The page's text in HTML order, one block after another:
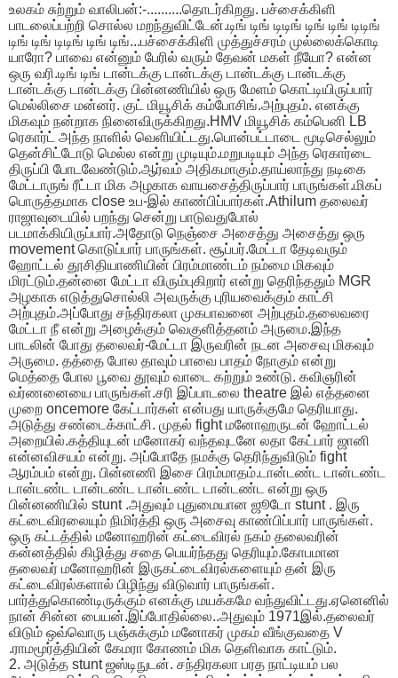
உலகம் சுற்றும் வாலிபன்:-..........தொடர்கிறது. பச்சைக்கிளி
பாடலைப்பற்றி சொல்ல மறந்துவிட்டேன்.டிங் டிங் டிடிங் டிங் டிங் டிடிங்
டிங் டிங் டிடிங் டிங் டிங்...பச்சைக்கிளி முத்துச்சரம் முல்லைக்கொடி
யாரோ? பாவை என்னும் பேரில் வரும் தேவன் மகள் நீயோ? என்ன
ஒரு வரி.டிங் டிங் டான்டக்கு டான்டக்கு டான்டக்கு டான்டக்கு
டான்டக்கு டான்டக்கு பின்னணியில் ஒரு மேளம் கொட்டியிருப்பார்
மெல்லிசை மன்னர். குட் மியூசிக் கம்போசிங்.அற்புதம். எனக்கு
மிகவும் நன்றாக நினைவிருக்கிறது.HMV மியூசிக் கம்பெனி LB
ரெகார்ட் அந்த நாளில் வெளியிட்டது.பொன்பட்டாடை மூடிசெல்லும்
தென்சிட்டோடு மெல்ல என்று முடியும்.மறுபடியும் அந்த ரெகார்டை
திருப்பி போடவேண்டும்.ஆர்வம் அதிகமாகும்.தாய்லாந்து நடிகை
மேட்டாருங் ரீட்டா மிக அழகாக வாயசைத்திருப்பார் பாருங்கள்.மிகப்
பொருத்தமாக close உப-இல் காண்பிப்பார்கள்.Athilum தலைவர்
ராஜாவுடையில் பறந்து சென்று பாடுவதுபோல்
படமாக்கியிருப்பார்.அதோடு நெஞ்சை அசைத்து அசைத்து ஒரு
movement கொடுப்பார் பாருங்கள். சூப்பர்.மேட்டா தேடிவரும்
ஹோட்டல் தூசிதியாணியின் பிரம்மாண்டம் நம்மை மிகவும்
மிரட்டும்.தன்னை மேட்டா விரும்புகிறார் என்று தெரிந்ததும் MGR
அழகாக எடுத்துசொல்லி அவருக்கு புரியவைக்கும் காட்சி
அற்புதம்.அப்போது சந்திரகலா முகபாவனை அற்புதம்.தலைவரை
மேட்டா நீ என்று அழைக்கும் வெகுளித்தனம் அருமை.இந்த
பாடலின் போது தலைவர்-மேட்டா இருவரின் நடன அசைவு மிகவும்
அருமை. தத்தை போல தாவும் பாவை பாதம் நோகும் என்று
மெத்தை போல பூவை தூவும் வாடை கற்றும் உண்டு. கவிஞரின்
வர்ணனையை பாருங்கள்.சரி இப்பாடலை theatre இல் எத்தனை
முறை oncemore கேட்டார்கள் என்பது யாருக்குமே தெரியாது.
அடுத்து சண்டைக்காட்சி. முதல் fight மனோஹருடன் ஹோட்டல்
அறையில்.கத்தியுடன் மனோகர் வந்தவுடனே லதா கேட்பார் ஜானி
என்னவிசயம் என்று. அப்போதே நமக்கு தெரிந்துவிடும் fight
ஆரம்பம் என்று. பின்னணி இசை பிரம்மாதம்.டான்டண்ட டான்டண்ட
டான்டண்ட டான்டண்ட டான்டண்ட டான்டண்ட என்று ஒரு
பின்னணியில் stunt .அதுவும் புதுமையான ஜூடோ stunt . இரு
கட்டைவிரலையும் நிமிர்த்தி ஒரு அசைவு காண்பிப்பார் பாருங்கள்.
ஒரு கட்டத்தில் மனோஹரின் கட்டைவிரல் நகம் தலைவரின்
கன்னத்தில் கிழித்து சதை பெயர்ந்தது தெரியும்.கோபமான
தலைவர் மனோஹரின் இருகட்டைவிரல்களையும் தன் இரு
கட்டைவிரல்களால் பிழிந்து விடுவார் பாருங்கள்.
பார்த்துகொண்டிருக்கும் எனக்கு மயக்கமே வந்துவிட்டது.ஏனெனில்
நான் சின்ன பையன்.இப்போதில்லை..அதுவும் 1971இல்.தலைவர்
விடும் ஒவ்வொரு பஞ்சுக்கும் மனோகர் முகம் வீங்குவதை V
.ராமமூர்த்தியின் கேமரா கோணம் மிக தெளிவாக காட்டும்.
2. அடுத்த stunt ஜஸ்டிநுடன். சந்திரகலா பரத நாட்டியம் பல